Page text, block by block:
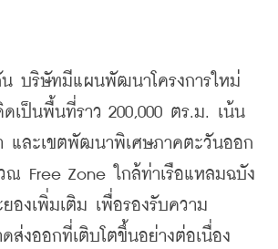
ริษัทมีแผนพัฒนาโครงการใหม่
เป็นพื้นที่ราว 200,000 ตร.ม. เน้น
า และเขตพัฒนาพิเศษภาคตะวันออก
ณ Free Zone ใกล้ท่าเรือแหลมฉบัง
องเพิ่มเติม เพื่อรองรับความ
ส่งออกที่เติบโตขึ้นอย่างต่อเนื่อง